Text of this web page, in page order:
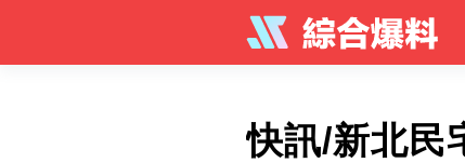
快訊/新北民